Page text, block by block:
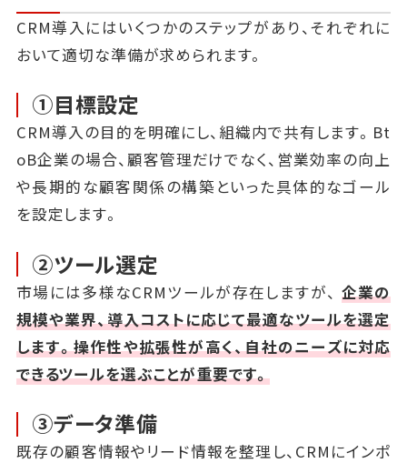
CRM導入にはいくつかのステップがあり、それぞれに
おいて適切な準備が求められます。
①目標設定
CRM導入の目的を明確にし、組織内で共有します。Bt
oB企業の場合、顧客管理だけでなく、営業効率の向上
や長期的な顧客関係の構築といった具体的なゴール
を設定します。
②ツール選定
市場には多様なCRMツールが存在しますが、 企業の
規模や業界、導入コストに応じて最適なツールを選定
します。操作性や拡張性が高く、自社のニーズに対応
できるツールを選ぶことが重要です。
③データ準備
既存の顧客情報やリード情報を整理し、CRMにインポ